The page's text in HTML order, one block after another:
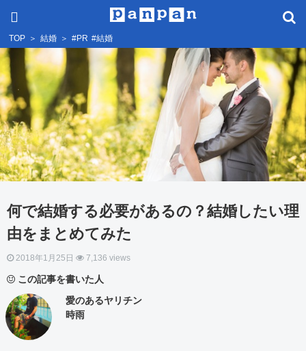
TOP ＞ 結婚 ＞ #PR #結婚
何で結婚する必要があるの？結婚したい理
由をまとめてみた
2018年1月25日 7,136 views
この記事を書いた人
愛のあるヤリチン
時雨